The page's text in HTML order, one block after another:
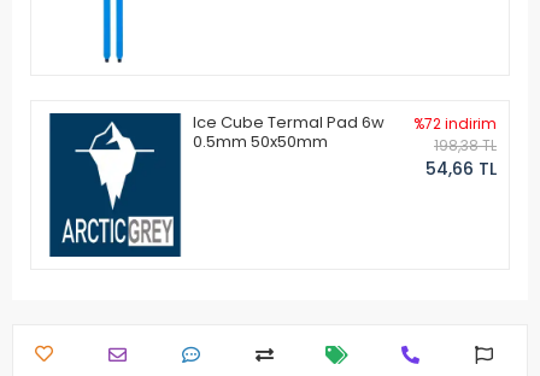
Ice Cube Termal Pad 6w
0.5mm 50x50mm
%72 indirim
198,38 TL
54,66 TL